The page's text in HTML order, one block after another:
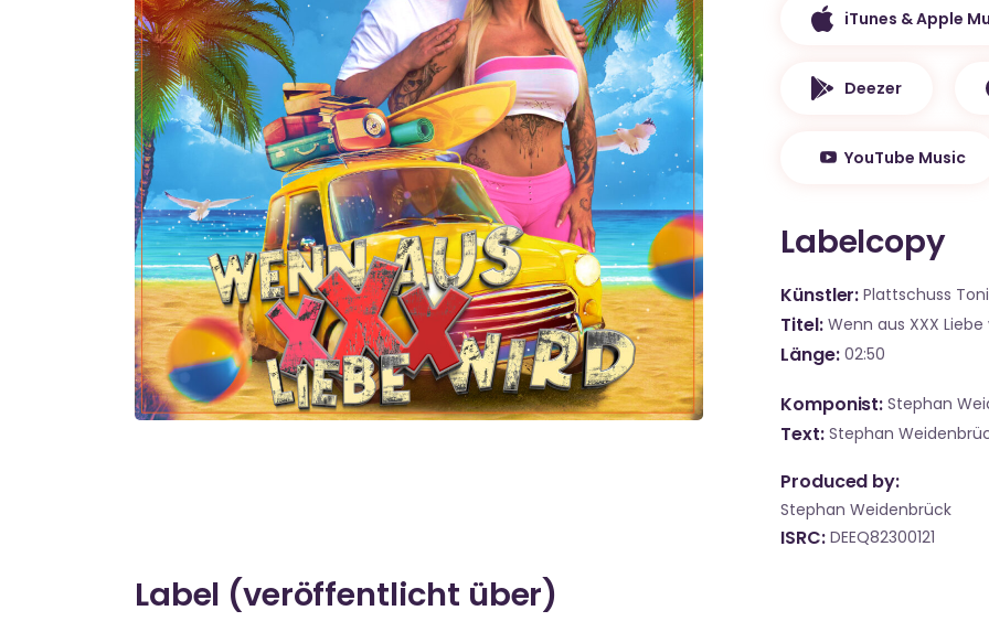
iTunes & Apple
Deezer
YouTube Music
Labelcopy
Künstler Plattschuss
Titel Wenn aus XXX Liebe
Länge 02:50
Komponist Stephan
Text Stephan
Produced by:
Stephan Weidenbrück
ISRC DEEQ82300121
Label (veröffentlicht über)